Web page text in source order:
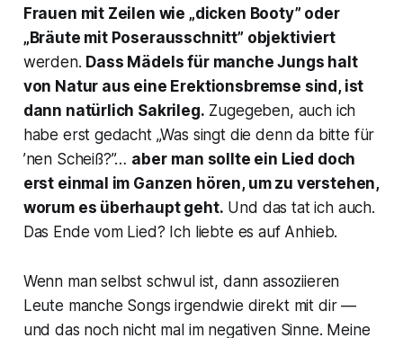
Frauen mit Zeilen wie „dicken Booty” oder
„Bräute mit Poserausschnitt” objektiviert
werden. Dass Mädels für manche Jungs halt
von Natur aus eine Erektionsbremse sind, ist
dann natürlich Sakrileg. Zugegeben, auch ich
habe erst gedacht „Was singt die denn da bitte für
’nen Scheiß?”… aber man sollte ein Lied doch
erst einmal im Ganzen hören, um zu verstehen,
worum es überhaupt geht. Und das tat ich auch.
Das Ende vom Lied? Ich liebte es auf Anhieb.
Wenn man selbst schwul ist, dann assoziieren
Leute manche Songs irgendwie direkt mit dir —
und das noch nicht mal im negativen Sinne. Meine